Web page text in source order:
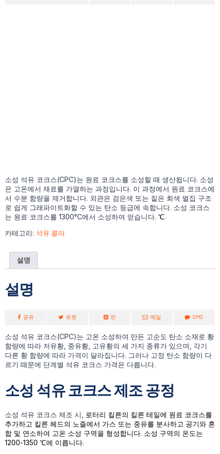
소성 석유 코크스(CPC)는 원료 코크스를 소성할 때 생산됩니다. 소성
은 고온에서 재료를 가열하는 과정입니다. 이 과정에서 원료 코크스에
서 수분 함량을 제거합니다. 외관은 검은색 또는 짙은 회색 벌집 구조
로 쉽게 그래파이트화할 수 있는 탄소 등급에 속합니다. 소성 코크스
는 원료 코크스를 1300°C에서 소성하여 얻습니다. ℃.
카테고리: 석유 콜라
설명
설명
공유 트윗 핀 메일 SMS
소성 석유 코크스(CPC)는 고온 소성하여 만든 고순도 탄소 소재로 황
함량에 따라 저유황, 중유황, 고유황의 세 가지 종류가 있으며, 각기
다른 황 함량에 따라 가격이 달라집니다. 그러나 고정 탄소 함량이 다
르기 때문에 단계별 석유 코크스 가격은 다릅니다.
소성 석유 코크스 제조 공정
소성 석유 코크스 제조 시,
로터리 킬른의 킬른 테일에 원료 코크스를
추가하고 킬른 헤드의 노즐에서 가스 또는 중유를 분사하고 공기와 혼
합 및 연소하여 고온 소성 구역을 형성합니다. 소성 구역의 온도는
1200-1350 ℃에 이릅니다.